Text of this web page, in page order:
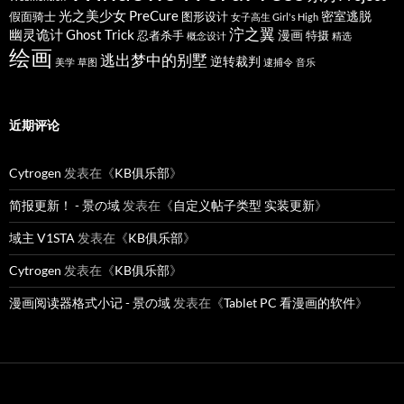
假面骑士 光之美少女 PreCure 图形设计 女子高生 Girl's High 密室逃脱
幽灵诡计 Ghost Trick 忍者杀手 概念设计 泞之翼漫画 特摄 精选
绘画 美学 草图 逃出梦中的别墅 逆转裁判 逮捕令 音乐
近期评论
Cytrogen 发表在《KB俱乐部》
简报更新！ - 景の域 发表在《自定义帖子类型 实装更新》
域主 V1STA 发表在《KB俱乐部》
Cytrogen 发表在《KB俱乐部》
漫画阅读器格式小记 - 景の域 发表在《Tablet PC 看漫画的软件》